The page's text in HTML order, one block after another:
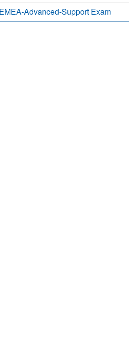
EMEA-Advanced-Support Exam